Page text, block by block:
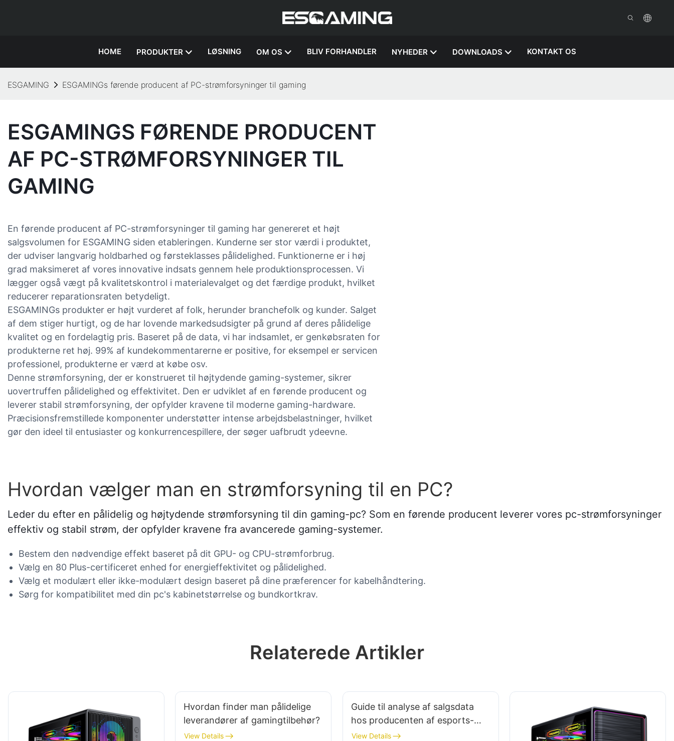
HOME PRODUKTER LØSNING OM OS BLIV FORHANDLER NYHEDER DOWNLOADS KONTAKT OS
ESGAMING ESGAMINGs førende producent af PC-strømforsyninger til gaming
ESGAMINGS FØRENDE PRODUCENT
AF PC-STRØMFORSYNINGER TIL
GAMING
En førende producent af PC-strømforsyninger til gaming har genereret et højt
salgsvolumen for ESGAMING siden etableringen. Kunderne ser stor værdi i produktet,
der udviser langvarig holdbarhed og førsteklasses pålidelighed. Funktionerne er i høj
grad maksimeret af vores innovative indsats gennem hele produktionsprocessen. Vi
lægger også vægt på kvalitetskontrol i materialevalget og det færdige produkt, hvilket
reducerer reparationsraten betydeligt.
ESGAMINGs produkter er højt vurderet af folk, herunder branchefolk og kunder. Salget
af dem stiger hurtigt, og de har lovende markedsudsigter på grund af deres pålidelige
kvalitet og en fordelagtig pris. Baseret på de data, vi har indsamlet, er genkøbsraten for
produkterne ret høj. 99% af kundekommentarerne er positive, for eksempel er servicen
professionel, produkterne er værd at købe osv.
Denne strømforsyning, der er konstrueret til højtydende gaming-systemer, sikrer
uovertruffen pålidelighed og effektivitet. Den er udviklet af en førende producent og
leverer stabil strømforsyning, der opfylder kravene til moderne gaming-hardware.
Præcisionsfremstillede komponenter understøtter intense arbejdsbelastninger, hvilket
gør den ideel til entusiaster og konkurrencespillere, der søger uafbrudt ydeevne.
Hvordan vælger man en strømforsyning til en PC?
Leder du efter en pålidelig og højtydende strømforsyning til din gaming-pc? Som en førende producent leverer vores pc-strømforsyninger
effektiv og stabil strøm, der opfylder kravene fra avancerede gaming-systemer.
Bestem den nødvendige effekt baseret på dit GPU- og CPU-strømforbrug.
Vælg en 80 Plus-certificeret enhed for energieffektivitet og pålidelighed.
Vælg et modulært eller ikke-modulært design baseret på dine præferencer for kabelhåndtering.
Sørg for kompatibilitet med din pc's kabinetstørrelse og bundkortkrav.
Relaterede Artikler
Hvordan finder man pålidelige
leverandører af gamingtilbehør?
View Details
Guide til analyse af salgsdata
hos producenten af ​​esports-
spiltilbehør
View Details